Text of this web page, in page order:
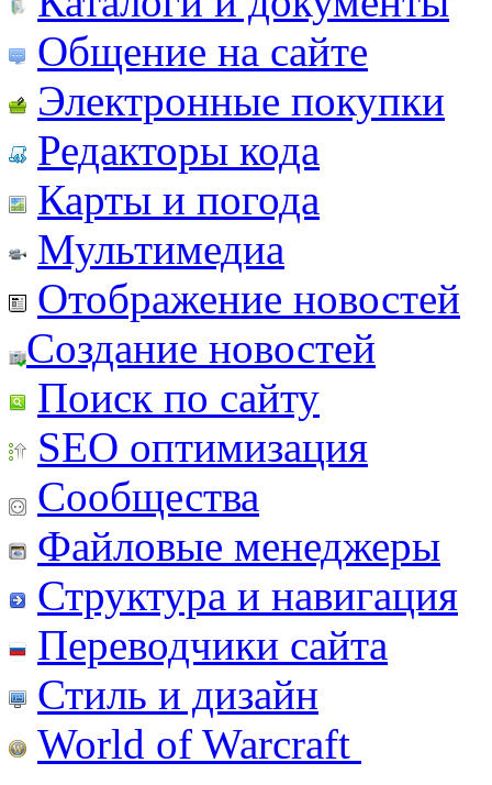
Общение на сайте
Электронные покупки
Редакторы кода
Карты и погода
Мультимедиа
Отображение новостей
Создание новостей
Поиск по сайту
SEO оптимизация
Сообщества
Файловые менеджеры
Структура и навигация
Переводчики сайта
Стиль и дизайн
World of Warcraft